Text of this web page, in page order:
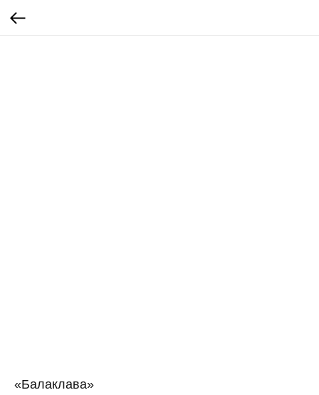
«Балаклава»